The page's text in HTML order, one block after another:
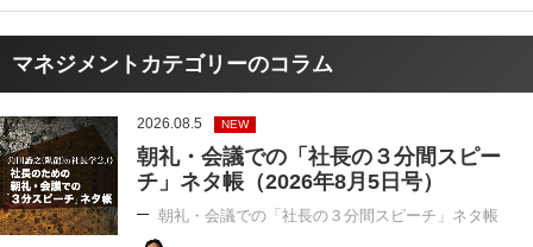
マネジメントカテゴリーのコラム
2026.08.5 NEW
朝礼・会議での「社長の３分間スピー
チ」ネタ帳（2026年8月5日号）
朝礼・会議での「社長の３分間スピーチ」ネタ帳